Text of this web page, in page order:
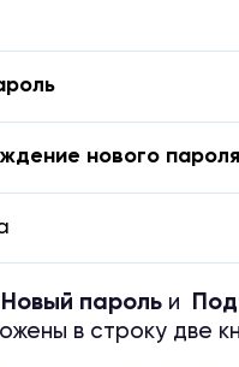
нового пароля
Новый парольи
в строку две